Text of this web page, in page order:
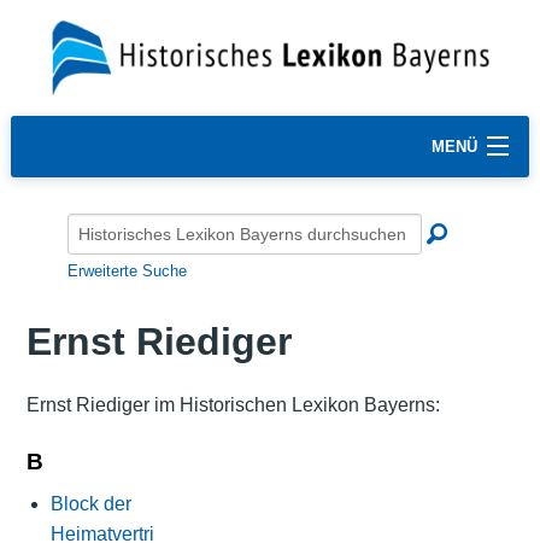
MENÜ
Erweiterte Suche
Ernst Riediger
Ernst Riediger im Historischen Lexikon Bayerns:
B
Block der
Heimatvertri